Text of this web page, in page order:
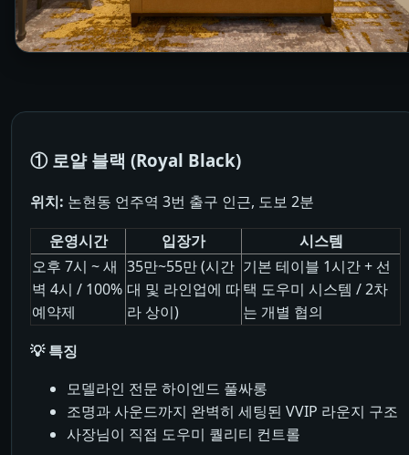
① 로얄 블랙 (Royal Black)
위치: 논현동 언주역 3번 출구 인근, 도보 2분
운영시간
입장가
시스템
오후 7시 ~ 새
벽 4시 / 100%
예약제
35만~55만 (시간
대 및 라인업에 따
라 상이)
기본 테이블 1시간 + 선
택 도우미 시스템 / 2차
는 개별 협의
💡 특징
모델라인 전문 하이엔드 풀싸롱
조명과 사운드까지 완벽히 세팅된 VVIP 라운지 구조
사장님이 직접 도우미 퀄리티 컨트롤